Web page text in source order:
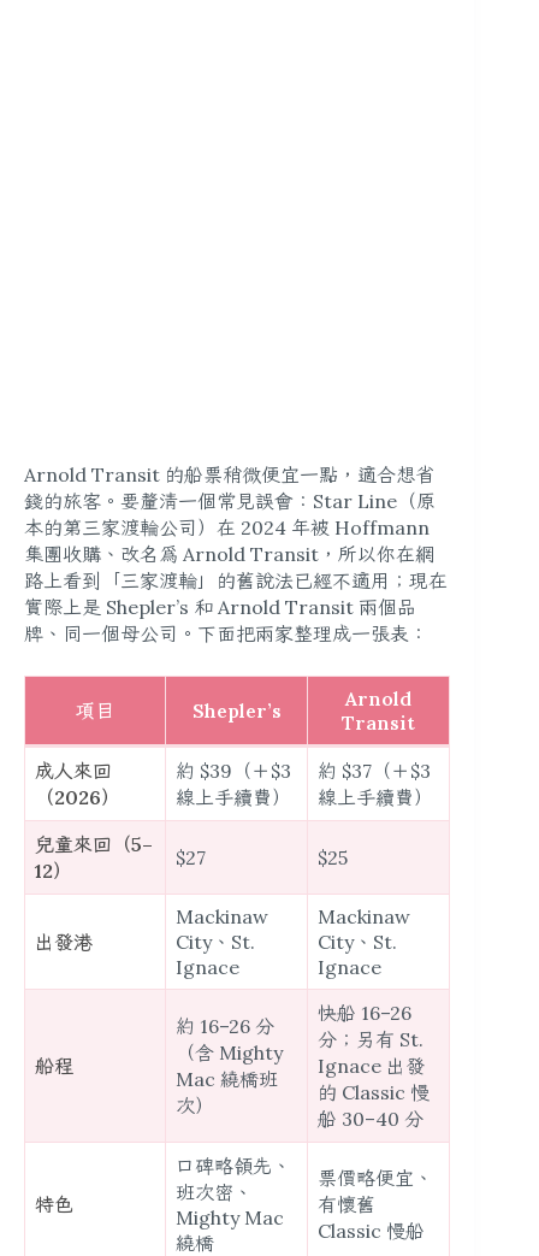
Arnold Transit 的船票稍微便宜一點，適合想省
錢的旅客。要釐清一個常見誤會：Star Line（原
本的第三家渡輪公司）在 2024 年被 Hoffmann
集團收購、改名為 Arnold Transit，所以你在網
路上看到「三家渡輪」的舊說法已經不適用；現在
實際上是 Shepler’s 和 Arnold Transit 兩個品
牌、同一個母公司。下面把兩家整理成一張表：
項目 Shepler’s
Arnold
Transit
成人來回
（2026）
約 $39（＋$3
線上手續費）
約 $37（＋$3
線上手續費）
兒童來回（5–
12）
$27 $25
出發港
Mackinaw
City、St.
Ignace
Mackinaw
City、St.
Ignace
船程
約 16–26 分
（含 Mighty
Mac 繞橋班
次）
快船 16–26
分；另有 St.
Ignace 出發
的 Classic 慢
船 30–40 分
特色
口碑略領先、
班次密、
Mighty Mac
繞橋
票價略便宜、
有懷舊
Classic 慢船